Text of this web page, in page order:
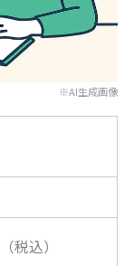
※AI生成画像
（税込）